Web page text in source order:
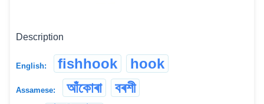
Description
English: fishhook hook
Assamese: আঁকোৰা বৰশী